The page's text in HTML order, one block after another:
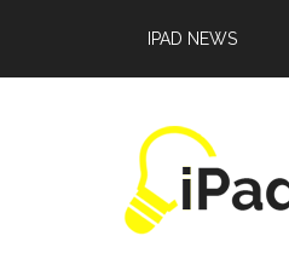
springen
springen
springen
IPAD NEWS